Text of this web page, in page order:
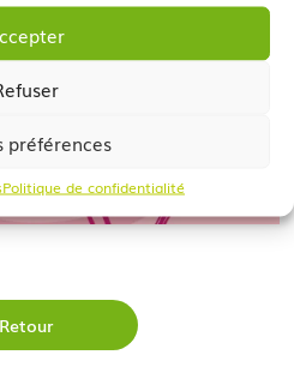
préférences
Politique de confidentialité
Retour